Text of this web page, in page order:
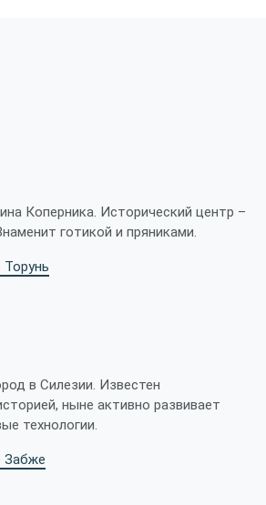
Коперника. Исторический центр –
готикой и пряниками.
в Силезии. Известен
ныне активно развивает
технологии.
Забже